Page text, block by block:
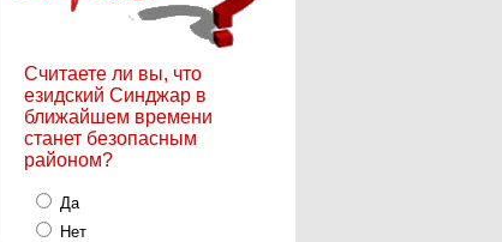
Считаете ли вы, что
езидский Синджар в
ближайшем времени
станет безопасным
районом?
Да
Нет